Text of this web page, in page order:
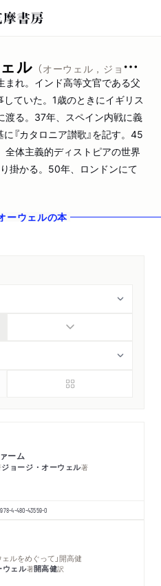
ル （オーウェル，ジョージ）
れ。インド高等文官である父
ていた。1歳のときにイギリス
渡る。37年、スペイン内戦に義
『カタロニア讃歌』を記す。45
全体主義的ディストピアの世界
掛かる。50年、ロンドンにて
ーウェルの本
ーム
ジョージ・オーウェル著
978-4-480-43559-0
ルをめぐって」開高健
ウェル著開高健訳